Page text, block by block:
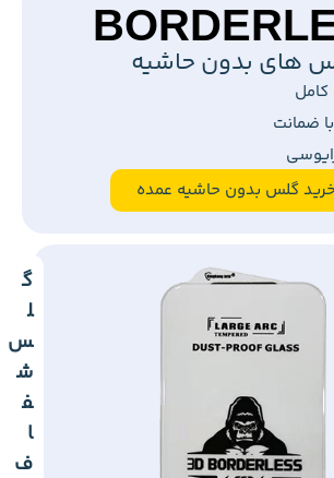
های بدون حاشیه
ضمانت
خرید گلس بدون حاشیه عمده
گ
ل
س
ش
ف
ا
ف